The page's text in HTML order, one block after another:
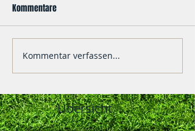
Kommentare
Kommentar verfassen...
Übersicht